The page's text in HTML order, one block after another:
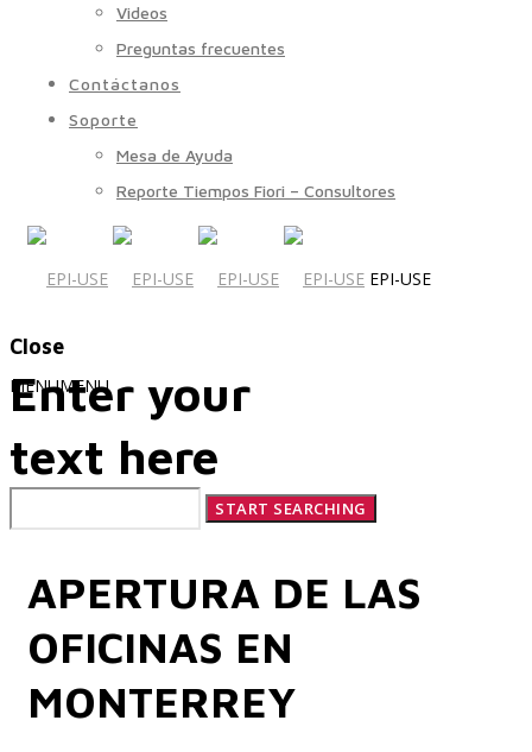
Videos
Preguntas frecuentes
Contáctanos
Soporte
Mesa de Ayuda
Reporte Tiempos Fiori – Consultores
EPI-USE
MENUMENU
Servicios
Servicios y productos cloud
Close
Enter your
text here
APERTURA DE LAS
OFICINAS EN
MONTERREY